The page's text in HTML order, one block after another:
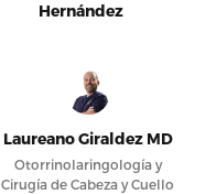
Hernández
Laureano Giraldez MD
Otorrinolaringología y
Cirugía de Cabeza y Cuello